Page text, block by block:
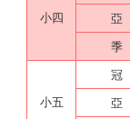
小四 亞
季
小五
冠
亞